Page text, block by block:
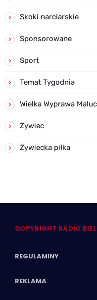
Skoki narciarskie
Sponsorowane
Sport
Temat Tygodnia
Wielka Wyprawa
Żywiec
Żywiecka piłka
COPYRIGHT RADIO
REGULAMINY
REKLAMA